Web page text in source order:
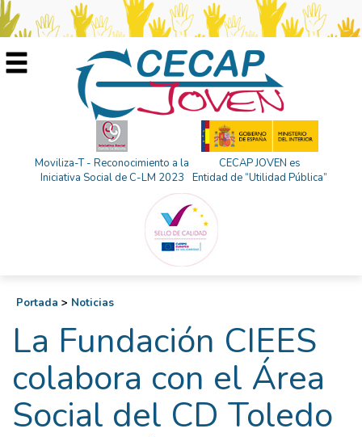
Moviliza-T - Reconocimiento a la
Iniciativa Social de C-LM 2023
CECAP JOVEN es
Entidad de “Utilidad Pública”
Portada > Noticias
La Fundación CIEES
colabora con el Área
Social del CD Toledo